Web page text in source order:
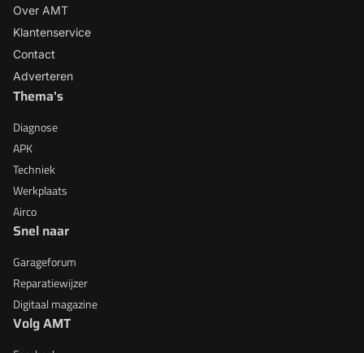
Over AMT
Klantenservice
Contact
Adverteren
Thema's
Diagnose
APK
Techniek
Werkplaats
Airco
Snel naar
Garageforum
Reparatiewijzer
Digitaal magazine
Volg AMT